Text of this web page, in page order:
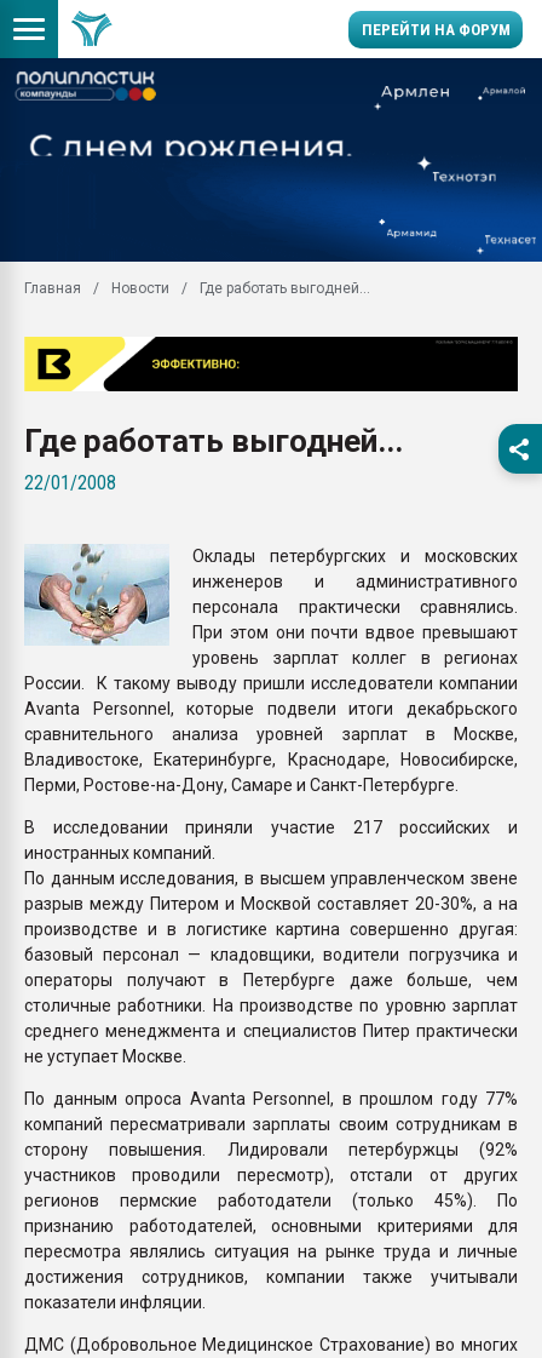
ПЕРЕЙТИ НА ФОРУМ
заводу пластмасс"
Помощь в подборе
Вакуум-формовочные
первый план в
Всё, что касается
бутылок
ПЕРЕЙТИ НА
Главная Новости Где работать выгодней...
Где работать выгодней...
22/01/2008
Оклады петербургских и московских
инженеров и административного
персонала практически сравнялись.
При этом они почти вдвое превышают
уровень зарплат коллег в регионах
России. К такому выводу пришли исследователи компании
Avanta Personnel, которые подвели итоги декабрьского
сравнительного анализа уровней зарплат в Москве,
Владивостоке, Екатеринбурге, Краснодаре, Новосибирске,
Перми, Ростове-на-Дону, Самаре и Санкт-Петербурге.
В исследовании приняли участие 217 российских и
иностранных компаний.
По данным исследования, в высшем управленческом звене
разрыв между Питером и Москвой составляет 20-30%, а на
производстве и в логистике картина совершенно другая:
базовый персонал — кладовщики, водители погрузчика и
операторы получают в Петербурге даже больше, чем
столичные работники. На производстве по уровню зарплат
среднего менеджмента и специалистов Питер практически
не уступает Москве.
По данным опроса Avanta Personnel, в прошлом году 77%
компаний пересматривали зарплаты своим сотрудникам в
сторону повышения. Лидировали петербуржцы (92%
участников проводили пересмотр), отстали от других
регионов пермские работодатели (только 45%). По
признанию работодателей, основными критериями для
пересмотра являлись ситуация на рынке труда и личные
достижения сотрудников, компании также учитывали
показатели инфляции.
ДМС (Добровольное Медицинское Страхование) во многих